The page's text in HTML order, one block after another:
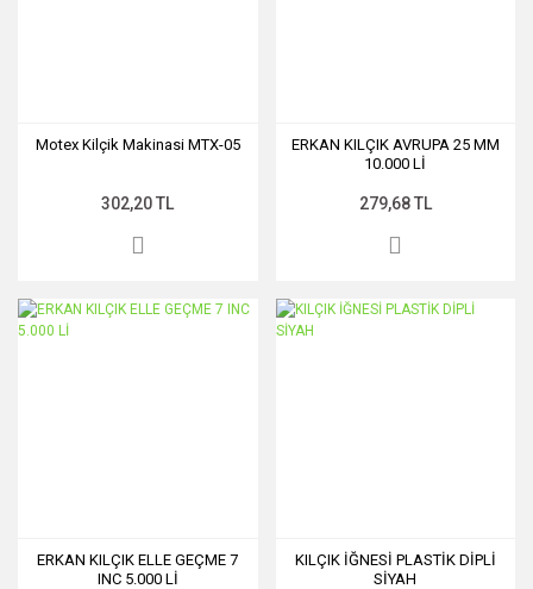
Motex Kilçik Makinasi MTX-05
302,20 TL
ERKAN KILÇIK AVRUPA 25 MM
10.000 Lİ
279,68 TL
ERKAN KILÇIK ELLE GEÇME 7
INC 5.000 Lİ
KILÇIK İĞNESİ PLASTİK DİPLİ
SİYAH